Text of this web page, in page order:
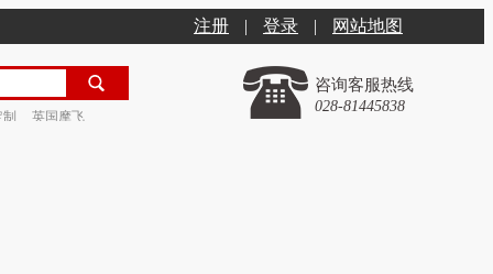
注册 | 登录 | 网站地图
英国摩飞
咨询客服热线
028-81445838